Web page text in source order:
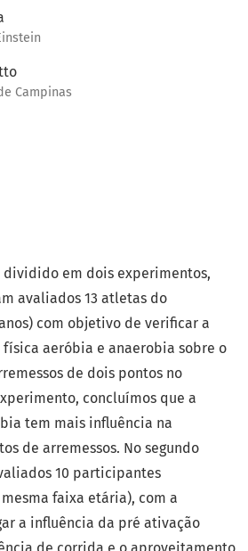
Campinas
dividido em dois experimentos,
avaliados 13 atletas do
com objetivo de verificar a
aeróbia e anaerobia sobre o
de dois pontos no
concluímos que a
tem mais influência na
de arremessos. No segundo
10 participantes
faixa etária), com a
a influência da pré ativação